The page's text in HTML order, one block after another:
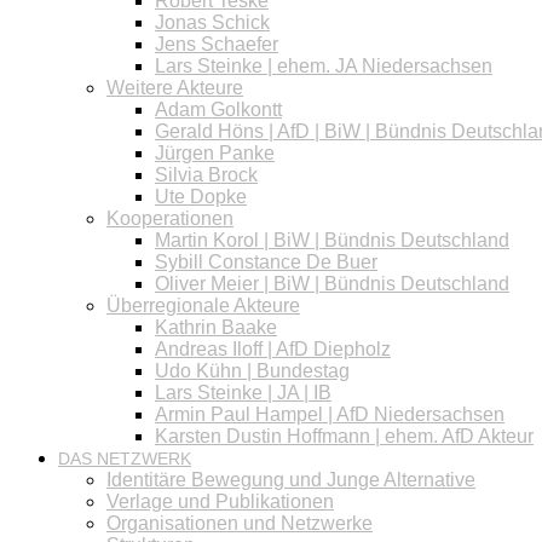
Jonas Schick
Jens Schaefer
Lars Steinke | ehem. JA Niedersachsen
Weitere Akteure
Adam Golkontt
Gerald Höns | AfD | BiW | Bündnis
Jürgen Panke
Silvia Brock
Ute Dopke
Kooperationen
Martin Korol | BiW | Bündnis Deutschland
Sybill Constance De Buer
Oliver Meier | BiW | Bündnis Deutschland
Überregionale Akteure
Kathrin Baake
Andreas Iloff | AfD Diepholz
Udo Kühn | Bundestag
Lars Steinke | JA | IB
Armin Paul Hampel | AfD Niedersachsen
Karsten Dustin Hoffmann | ehem. AfD Akteur
DAS NETZWERK
Identitäre Bewegung und Junge Alternative
Verlage und Publikationen
Organisationen und Netzwerke